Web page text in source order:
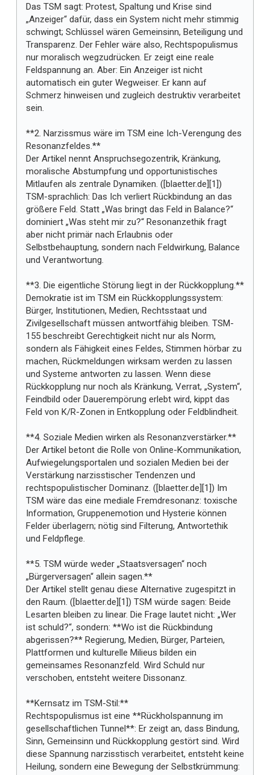
Das TSM sagt: Protest, Spaltung und Krise sind
„Anzeiger“ dafür, dass ein System nicht mehr stimmig
schwingt; Schlüssel wären Gemeinsinn, Beteiligung und
Transparenz. Der Fehler wäre also, Rechtspopulismus
nur moralisch wegzudrücken. Er zeigt eine reale
Feldspannung an. Aber: Ein Anzeiger ist nicht
automatisch ein guter Wegweiser. Er kann auf
Schmerz hinweisen und zugleich destruktiv verarbeitet
sein.
**2. Narzissmus wäre im TSM eine Ich-Verengung des
Resonanzfeldes.**
Der Artikel nennt Anspruchsegozentrik, Kränkung,
moralische Abstumpfung und opportunistisches
Mitlaufen als zentrale Dynamiken. ([blaetter.de][1])
TSM-sprachlich: Das Ich verliert Rückbindung an das
größere Feld. Statt „Was bringt das Feld in Balance?“
dominiert „Was steht mir zu?“ Resonanzethik fragt
aber nicht primär nach Erlaubnis oder
Selbstbehauptung, sondern nach Feldwirkung, Balance
und Verantwortung.
**3. Die eigentliche Störung liegt in der Rückkopplung.**
Demokratie ist im TSM ein Rückkopplungssystem:
Bürger, Institutionen, Medien, Rechtsstaat und
Zivilgesellschaft müssen antwortfähig bleiben. TSM-
155 beschreibt Gerechtigkeit nicht nur als Norm,
sondern als Fähigkeit eines Feldes, Stimmen hörbar zu
machen, Rückmeldungen wirksam werden zu lassen
und Systeme antworten zu lassen. Wenn diese
Rückkopplung nur noch als Kränkung, Verrat, „System“,
Feindbild oder Dauerempörung erlebt wird, kippt das
Feld von K/R-Zonen in Entkopplung oder Feldblindheit.
**4. Soziale Medien wirken als Resonanzverstärker.**
Der Artikel betont die Rolle von Online-Kommunikation,
Aufwiegelungsportalen und sozialen Medien bei der
Verstärkung narzisstischer Tendenzen und
rechtspopulistischer Dominanz. ([blaetter.de][1]) Im
TSM wäre das eine mediale Fremdresonanz: toxische
Information, Gruppenemotion und Hysterie können
Felder überlagern; nötig sind Filterung, Antwortethik
und Feldpflege.
**5. TSM würde weder „Staatsversagen“ noch
„Bürgerversagen“ allein sagen.**
Der Artikel stellt genau diese Alternative zugespitzt in
den Raum. ([blaetter.de][1]) TSM würde sagen: Beide
Lesarten bleiben zu linear. Die Frage lautet nicht: „Wer
ist schuld?“, sondern: **Wo ist die Rückbindung
abgerissen?** Regierung, Medien, Bürger, Parteien,
Plattformen und kulturelle Milieus bilden ein
gemeinsames Resonanzfeld. Wird Schuld nur
verschoben, entsteht weitere Dissonanz.
**Kernsatz im TSM-Stil:**
Rechtspopulismus ist eine **Rückholspannung im
gesellschaftlichen Tunnel**: Er zeigt an, dass Bindung,
Sinn, Gemeinsinn und Rückkopplung gestört sind. Wird
diese Spannung narzisstisch verarbeitet, entsteht keine
Heilung, sondern eine Bewegung der Selbstkrümmung: